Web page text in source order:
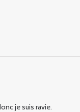
je suis ravie.